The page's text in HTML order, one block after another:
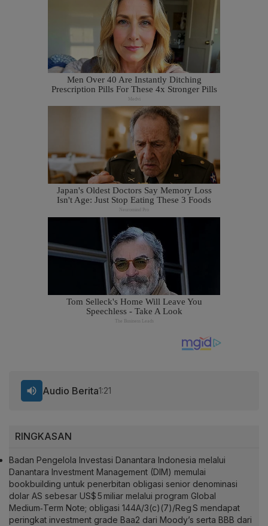
RINGKASAN
Badan Pengelola Investasi Danantara Indonesia melalui
Danantara Investment Management (DIM) memulai
bookbuilding untuk penerbitan obligasi senior denominasi
dolar AS sebesar US$ 5 miliar melalui program Global
Medium‑Term Note; obligasi 144A/3(c)(7)/Reg S mendapat
peringkat investment grade Baa2 dari Moody’s serta BBB dari
Audio Berita1:21